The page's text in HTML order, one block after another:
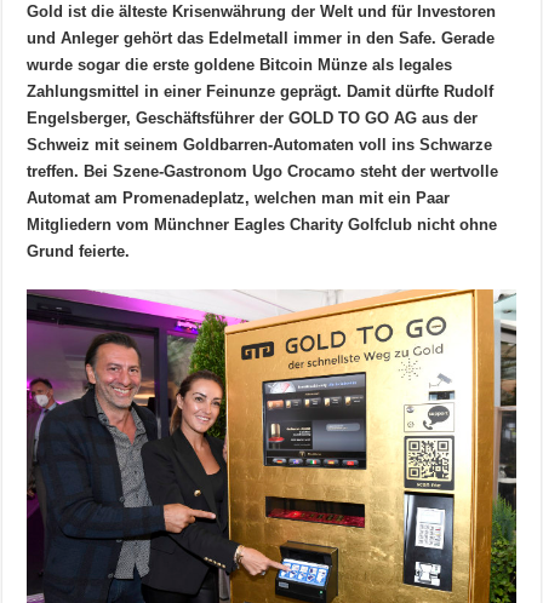
Gold ist die älteste Krisenwährung der Welt und für Investoren
und Anleger gehört das Edelmetall immer in den Safe. Gerade
wurde sogar die erste goldene Bitcoin Münze als legales
Zahlungsmittel in einer Feinunze geprägt. Damit dürfte Rudolf
Engelsberger, Geschäftsführer der GOLD TO GO AG aus der
Schweiz mit seinem Goldbarren-Automaten voll ins Schwarze
treffen. Bei Szene-Gastronom Ugo Crocamo steht der wertvolle
Automat am Promenadeplatz, welchen man mit ein Paar
Mitgliedern vom Münchner Eagles Charity Golfclub nicht ohne
Grund feierte.